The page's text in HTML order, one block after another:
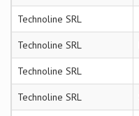
Technoline SRL
Technoline SRL
Technoline SRL
Technoline SRL